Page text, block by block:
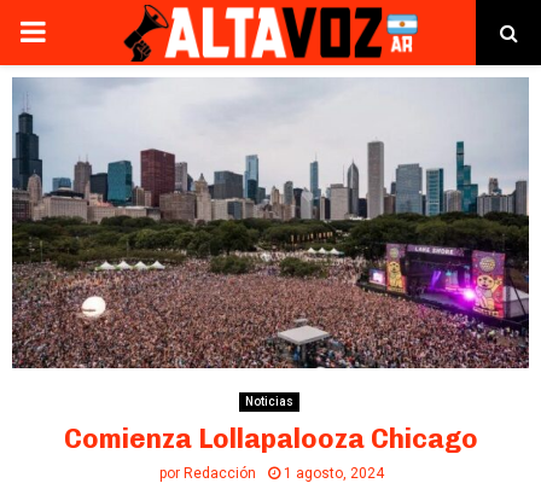
PRIMARY
Noticias
Comienza Lollapalooza Chicago
por Redacción 1 agosto, 2024